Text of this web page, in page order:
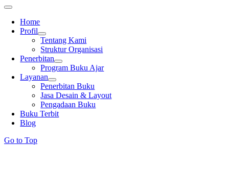
Home
Profil
Tentang Kami
Struktur Organisasi
Penerbitan
Program Buku Ajar
Layanan
Penerbitan Buku
Jasa Desain & Layout
Pengadaan Buku
Buku Terbit
Blog
Go to Top